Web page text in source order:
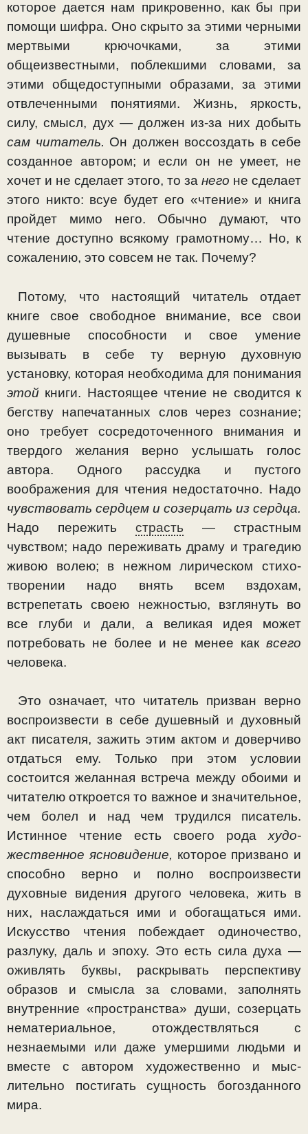
которое дается нам прикровенно, как бы при
по­мощи шифра. Оно скрыто за этими черными
мертвыми крючочками, за этими
общеизвестными, поблекшими сло­вами, за
этими общедоступными образами, за этими
отвле­ченными понятиями. Жизнь, яркость,
силу, смысл, дух — должен из-за них добыть
сам читатель. Он должен воссоз­дать в себе
созданное автором; и если он не умеет, не
хочет и не сделает этого, то за него не сделает
этого никто: всуе будет его «чтение» и книга
пройдет мимо него. Обычно думают, что
чтение доступно всякому грамотному… Но, к
сожалению, это совсем не так. Почему?
Потому, что настоящий читатель отдает
книге свое сво­бодное внимание, все свои
душевные способности и свое умение
вызывать в себе ту верную духовную
установку, которая необходима для понимания
этой книги. Настоящее чтение не сводится к
бегству напечатанных слов через со­знание;
оно требует сосредоточенного внимания и
твердого желания верно услышать голос
автора. Одного рассудка и пустого
воображения для чтения недостаточно. Надо
чувствовать сердцем и созерцать из сердца.
Надо пережить страсть — страстным
чувством; надо переживать драму и трагедию
живою волею; в нежном лирическом стихо­
творении надо внять всем вздохам,
встрепетать своею нежностью, взглянуть во
все глуби и дали, а великая идея может
потребовать не более и не менее как всего
человека.
Это означает, что читатель призван верно
воспроизвес­ти в себе душевный и духовный
акт писателя, зажить этим актом и доверчиво
отдаться ему. Только при этом условии
состоится желанная встреча между обоими и
читателю откроется то важное и значительное,
чем болел и над чем трудился писатель.
Истинное чтение есть своего рода худо­
жественное ясновидение, которое призвано и
способно вер­но и полно воспроизвести
духовные видения другого чело­века, жить в
них, наслаждаться ими и обогащаться ими.
Искусство чтения побеждает одиночество,
разлуку, даль и эпоху. Это есть сила духа —
оживлять буквы, рас­крывать перспективу
образов и смысла за словами, запол­нять
внутренние «пространства» души, созерцать
немате­риальное, отождествляться с
незнаемыми или даже умер­шими людьми и
вместе с автором художественно и мыс­
лительно постигать сущность богозданного
мира.